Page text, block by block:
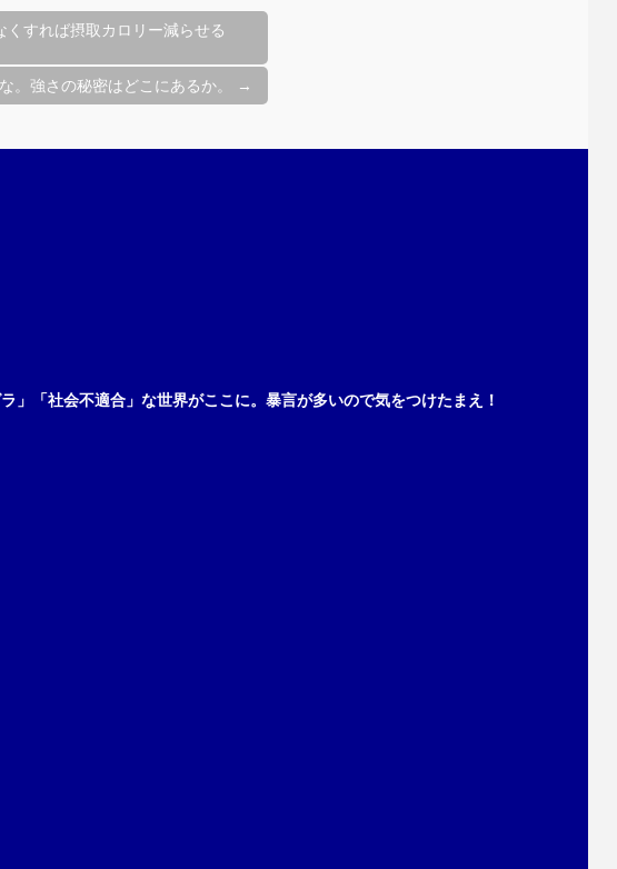
すれば摂取カロリー減らせる
。強さの秘密はどこにあるか。 →
」「社会不適合」な世界がここに。暴言が多いので気をつけたまえ！